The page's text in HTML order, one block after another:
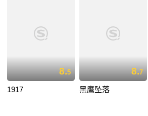
8.5
1917
8.7
黑鹰坠落